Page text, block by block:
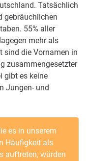
Tatsächlich
gebräuchlichen
55% aller
mehr als
sind die Vornamen in
zusammengesetzter
gibt es keine
Jungen- und
es in unserem
Häufigkeit als
auftreten, würden